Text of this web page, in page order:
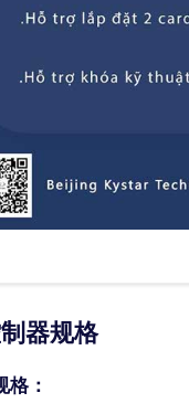
器规格
：